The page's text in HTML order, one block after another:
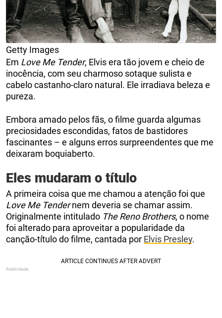
Getty Images
Em Love Me Tender, Elvis era tão jovem e cheio de
inocência, com seu charmoso sotaque sulista e
cabelo castanho-claro natural. Ele irradiava beleza e
pureza.
Embora amado pelos fãs, o filme guarda algumas
preciosidades escondidas, fatos de bastidores
fascinantes – e alguns erros surpreendentes que me
deixaram boquiaberto.
Eles mudaram o título
A primeira coisa que me chamou a atenção foi que
Love Me Tendernem deveria se chamar assim.
Originalmente intitulado The Reno Brothers, o nome
foi alterado para aproveitar a popularidade da
canção-título do filme, cantada por Elvis Presley.